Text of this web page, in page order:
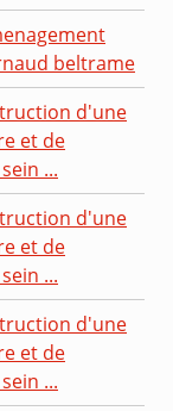
beltrame
d'une
et de
...
d'une
et de
...
d'une
et de
...